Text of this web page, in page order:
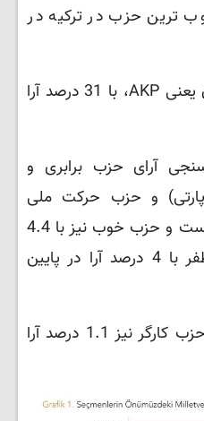
ترین حزب در ترکیه در
پس از CHP، حزب اردوغان یعنی AKP، با 31 درصد آرا
آرای حزب برابری و
و حزب حرکت ملی
(MHP) با 9.1 درصد برابر است و حزب خوب نیز با 4.4
درصد آرا همچنین حزب ظفر با 4 درصد آرا در پایین
حزب رفاه نو 3.8 درصد و حزب کارگر نیز 1.1 درصد آرا